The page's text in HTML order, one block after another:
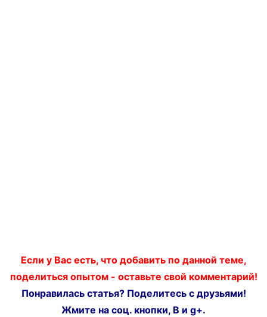
Если у Вас есть, что добавить по данной теме,
поделиться опытом - оставьте свой комментарий!
Понравилась статья? Поделитесь с друзьями!
Жмите на соц. кнопки, В и g+.